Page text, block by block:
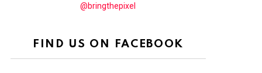
@bringthepixel
FIND US ON FACEBOOK